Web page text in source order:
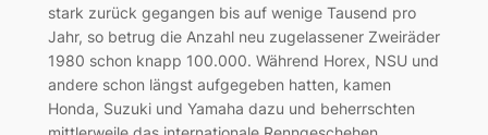
stark zurück gegangen bis auf wenige Tausend pro
Jahr, so betrug die Anzahl neu zugelassener Zweiräder
1980 schon knapp 100.000. Während Horex, NSU und
andere schon längst aufgegeben hatten, kamen
Honda, Suzuki und Yamaha dazu und beherrschten